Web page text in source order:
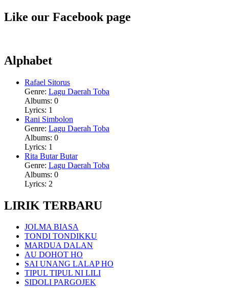
Like our Facebook page
Alphabet
Rafael Sitorus
Genre: Lagu Daerah Toba
Albums: 0
Lyrics: 1
Rani Simbolon
Genre: Lagu Daerah Toba
Albums: 0
Lyrics: 1
Rita Butar Butar
Genre: Lagu Daerah Toba
Albums: 0
Lyrics: 2
LIRIK TERBARU
JOLMA BIASA
TONDI TONDIKKU
MARDUA DALAN
AU DOHOT HO
SAI UNANG LALAP HO
TIPUL TIPUL NI LILI
SIDOLI PARGOJEK